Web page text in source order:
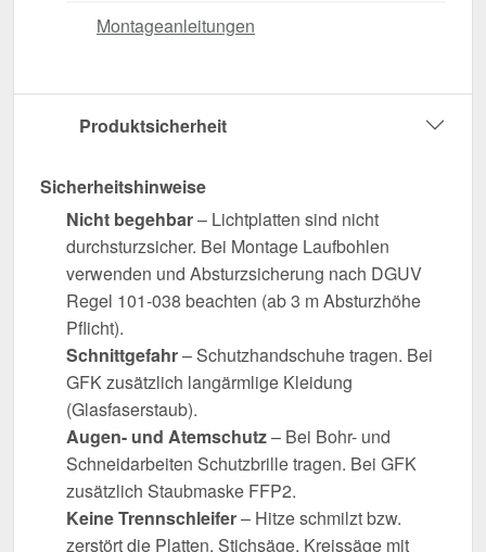
Montageanleitungen
Produktsicherheit
Sicherheitshinweise
Nicht begehbar– Lichtplatten sind nicht
durchsturzsicher. Bei Montage Laufbohlen
verwenden und Absturzsicherung nach DGUV
Regel 101-038 beachten (ab 3 m Absturzhöhe
Pflicht).
Schnittgefahr– Schutzhandschuhe tragen. Bei
GFK zusätzlich langärmlige Kleidung
(Glasfaserstaub).
Augen- und Atemschutz– Bei Bohr- und
Schneidarbeiten Schutzbrille tragen. Bei GFK
zusätzlich Staubmaske FFP2.
Keine Trennschleifer– Hitze schmilzt bzw.
zerstört die Platten. Stichsäge, Kreissäge mit